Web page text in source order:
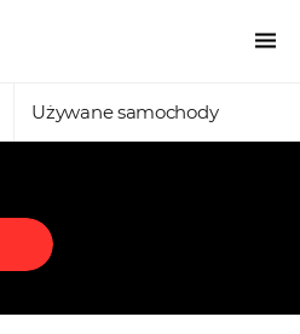
Używane samochody